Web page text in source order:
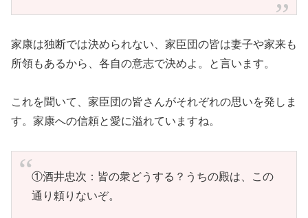
家康は独断では決められない、家臣団の皆は妻子や家来も
所領もあるから、各自の意志で決めよ。と言います。
これを聞いて、家臣団の皆さんがそれぞれの思いを発しま
す。家康への信頼と愛に溢れていますね。
①酒井忠次：皆の衆どうする？うちの殿は、この
通り頼りないぞ。